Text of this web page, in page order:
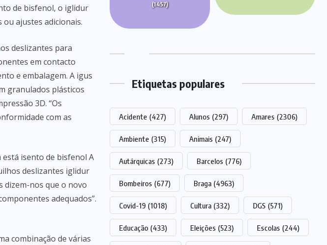
de bisfenol, o iglidur
ajustes adicionais.
deslizantes para
em contacto
e embalagem. A igus
granulados plásticos
3D. “Os
com as
está isento de bisfenol A
deslizantes iglidur
dizem-nos que o novo
adequados”.
combinação de várias
(1457)
Etiquetas populares
Acidente (427) Alunos (297) Amares (2306)
Ambiente (315) Animais (247)
Autárquicas (273) Barcelos (776)
Bombeiros (677) Braga (4963)
Covid-19 (1018) Cultura (332) DGS (571)
Educação (433) Eleições (523) Escolas (244)